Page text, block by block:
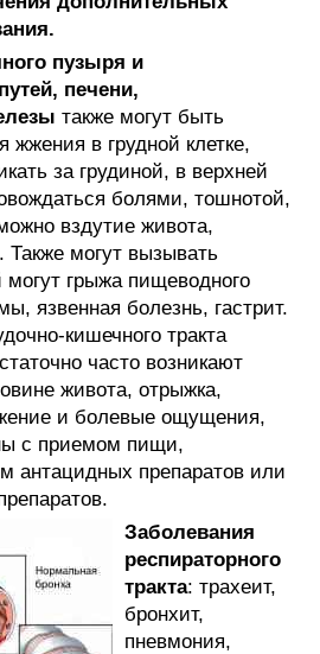
пузыря и
печени,
также могут быть
в грудной клетке,
за грудиной, в верхней
болями, тошнотой,
вздутие живота,
Также могут вызывать
могут грыжа пищеводного
язвенная болезнь, гастрит.
кишечного тракта
часто возникают
живота, отрыжка,
и болевые ощущения,
с приемом пищи,
антацидных препаратов или
Заболевания
респираторного
тракта: трахеит,
бронхит,
пневмония,